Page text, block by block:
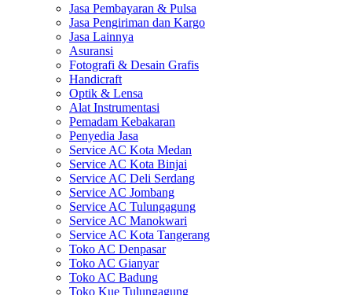
Jasa Pembayaran & Pulsa
Jasa Pengiriman dan Kargo
Jasa Lainnya
Asuransi
Fotografi & Desain Grafis
Handicraft
Optik & Lensa
Alat Instrumentasi
Pemadam Kebakaran
Penyedia Jasa
Service AC Kota Medan
Service AC Kota Binjai
Service AC Deli Serdang
Service AC Jombang
Service AC Tulungagung
Service AC Manokwari
Service AC Kota Tangerang
Toko AC Denpasar
Toko AC Gianyar
Toko AC Badung
Toko Kue Tulungagung